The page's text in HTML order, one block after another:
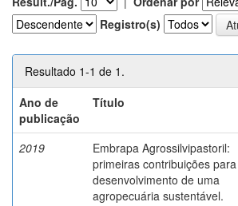
Registro(s)
Resultado 1-1 de 1.
Ano de
publicação
Título
2019
Embrapa Agrossilvipastoril:
primeiras contribuições
desenvolvimento de uma
agropecuária sustentável.